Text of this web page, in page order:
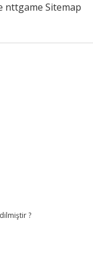
nttgame Sitemap
?